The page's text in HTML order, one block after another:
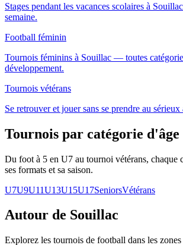
Stages pendant les vacances scolaires à
semaine.
Football féminin
Tournois féminins à Souillac — toutes
développement.
Tournois vétérans
Se retrouver et jouer sans se prendre au
Tournois par catégorie d'âge
Du foot à 5 en U7 au tournoi vétérans, chaque
ses formats et sa saison.
U7U9U11U13U15U17SeniorsVétérans
Autour de Souillac
Explorez les tournois de football dans les